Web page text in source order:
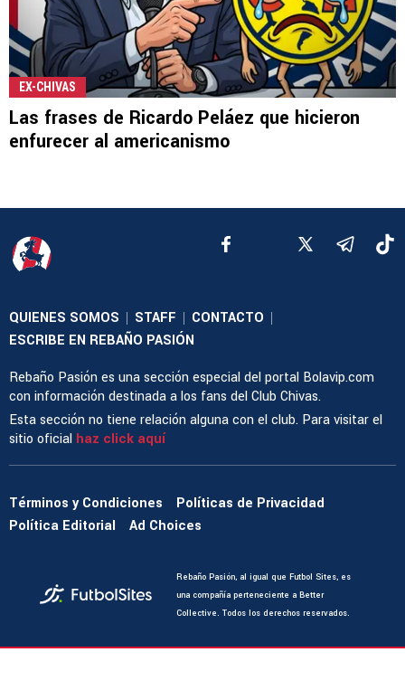
EX-CHIVAS
Las frases de Ricardo Peláez que hicieron
enfurecer al americanismo
QUIENES SOMOS | STAFF | CONTACTO |
ESCRIBE EN REBAÑO PASIÓN
Rebaño Pasión es una sección especial del portal Bolavip.com
con información destinada a los fans del Club Chivas.
Esta sección no tiene relación alguna con el club. Para visitar el
sitio oficial haz click aquí
Términos y Condiciones
Políticas de Privacidad
Política Editorial
Ad Choices
Rebaño Pasión, al igual que Futbol Sites, es
una compañía perteneciente a Better
Collective. Todos los derechos reservados.